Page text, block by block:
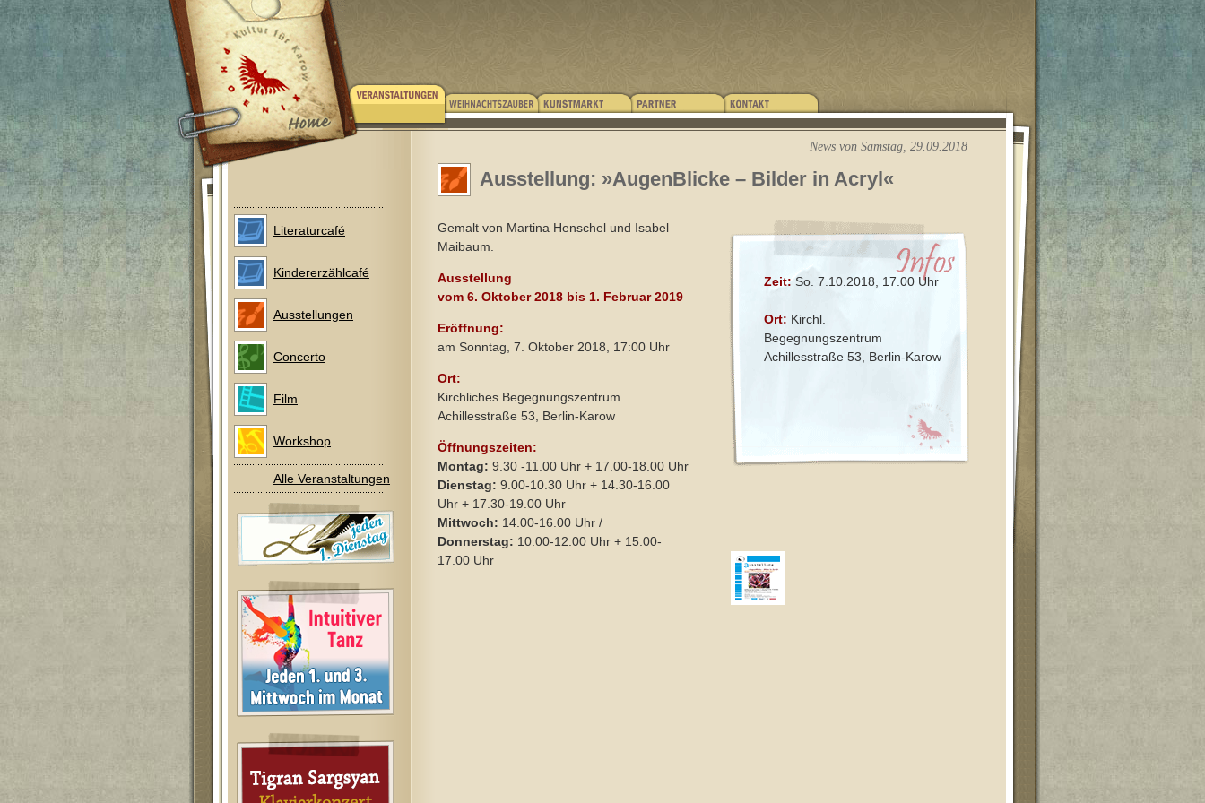
Literaturcafé
Kindererzählcafé
Ausstellungen
Concerto
Film
Workshop
Alle Veranstaltungen
News von Samstag, 29.09.2018
Ausstellung: »AugenBlicke – Bilder in Acryl«
Gemalt von Martina Henschel und Isabel
Maibaum.
Ausstellung
vom 6. Oktober 2018 bis 1. Februar 2019
Eröffnung:
am Sonntag, 7. Oktober 2018, 17:00 Uhr
Ort:
Kirchliches Begegnungszentrum
Achillesstraße 53, Berlin-Karow
Öffnungszeiten:
Montag: 9.30 -11.00 Uhr + 17.00-18.00 Uhr
Dienstag: 9.00-10.30 Uhr + 14.30-16.00
Uhr + 17.30-19.00 Uhr
Mittwoch: 14.00-16.00 Uhr /
Donnerstag: 10.00-12.00 Uhr + 15.00-
17.00 Uhr
Zeit:So. 7.10.2018, 17.00 Uhr
Ort: Kirchl.
Begegnungszentrum
Achillesstraße 53, Berlin-Karow